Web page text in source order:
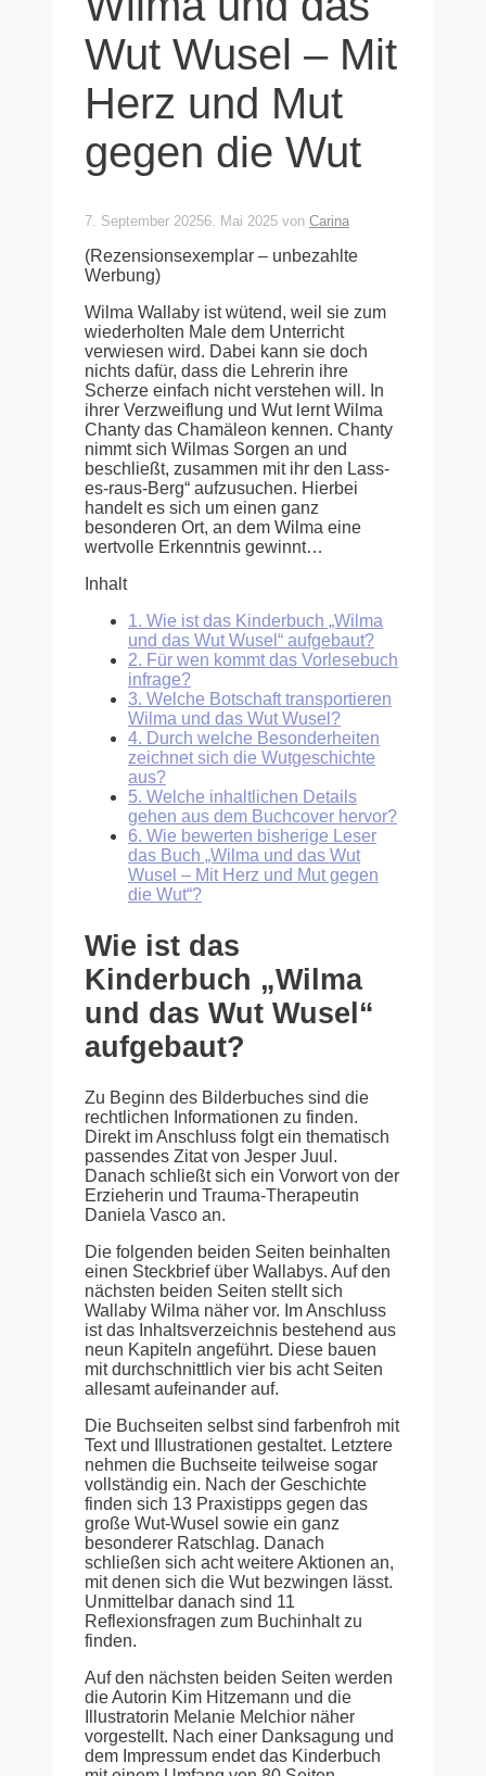
Wut Wusel – Mit
Herz und Mut
gegen die Wut
7. September 20256. Mai 2025 von Carina
(Rezensionsexemplar – unbezahlte
Werbung)
Wilma Wallaby ist wütend, weil sie zum
wiederholten Male dem Unterricht
verwiesen wird. Dabei kann sie doch
nichts dafür, dass die Lehrerin ihre
Scherze einfach nicht verstehen will. In
ihrer Verzweiflung und Wut lernt Wilma
Chanty das Chamäleon kennen. Chanty
nimmt sich Wilmas Sorgen an und
beschließt, zusammen mit ihr den Lass-
es-raus-Berg“ aufzusuchen. Hierbei
handelt es sich um einen ganz
besonderen Ort, an dem Wilma eine
wertvolle Erkenntnis gewinnt…
Inhalt
1. Wie ist das Kinderbuch „Wilma
und das Wut Wusel“ aufgebaut?
2. Für wen kommt das Vorlesebuch
infrage?
3. Welche Botschaft transportieren
Wilma und das Wut Wusel?
4. Durch welche Besonderheiten
zeichnet sich die Wutgeschichte
aus?
5. Welche inhaltlichen Details
gehen aus dem Buchcover hervor?
6. Wie bewerten bisherige Leser
das Buch „Wilma und das Wut
Wusel – Mit Herz und Mut gegen
die Wut“?
Wie ist das
Kinderbuch „Wilma
und das Wut Wusel“
aufgebaut?
Zu Beginn des Bilderbuches sind die
rechtlichen Informationen zu finden.
Direkt im Anschluss folgt ein thematisch
passendes Zitat von Jesper Juul.
Danach schließt sich ein Vorwort von der
Erzieherin und Trauma-Therapeutin
Daniela Vasco an.
Die folgenden beiden Seiten beinhalten
einen Steckbrief über Wallabys. Auf den
nächsten beiden Seiten stellt sich
Wallaby Wilma näher vor. Im Anschluss
ist das Inhaltsverzeichnis bestehend aus
neun Kapiteln angeführt. Diese bauen
mit durchschnittlich vier bis acht Seiten
allesamt aufeinander auf.
Die Buchseiten selbst sind farbenfroh mit
Text und Illustrationen gestaltet. Letztere
nehmen die Buchseite teilweise sogar
vollständig ein. Nach der Geschichte
finden sich 13 Praxistipps gegen das
große Wut-Wusel sowie ein ganz
besonderer Ratschlag. Danach
schließen sich acht weitere Aktionen an,
mit denen sich die Wut bezwingen lässt.
Unmittelbar danach sind 11
Reflexionsfragen zum Buchinhalt zu
finden.
Auf den nächsten beiden Seiten werden
die Autorin Kim Hitzemann und die
Illustratorin Melanie Melchior näher
vorgestellt. Nach einer Danksagung und
dem Impressum endet das Kinderbuch